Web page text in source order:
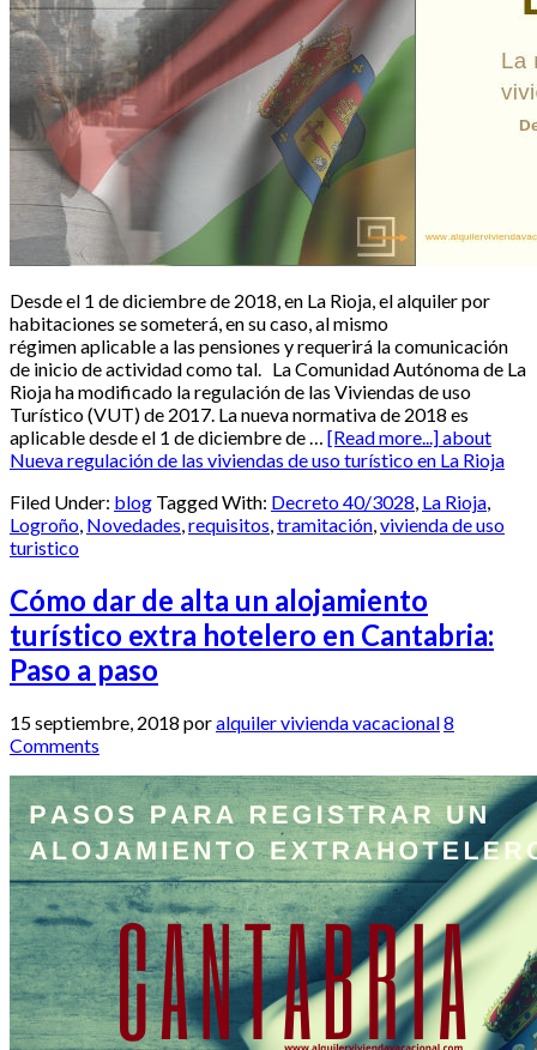
Desde el 1 de diciembre de 2018, en La Rioja, el alquiler por
habitaciones se someterá, en su caso, al mismo
régimen aplicable a las pensiones y requerirá la comunicación
de inicio de actividad como tal. La Comunidad Autónoma de La
Rioja ha modificado la regulación de las Viviendas de uso
Turístico (VUT) de 2017. La nueva normativa de 2018 es
aplicable desde el 1 de diciembre de … [Read more...]about
Nueva regulación de las viviendas de uso turístico en La Rioja
Filed Under: blog Tagged With: Decreto 40/3028, La Rioja,
Logroño, Novedades,requisitos,tramitación,vivienda de uso
turistico
Cómo dar de alta un alojamiento
turístico extra hotelero en Cantabria:
Paso a paso
15 septiembre, 2018 poralquiler vivienda vacacional8
Comments